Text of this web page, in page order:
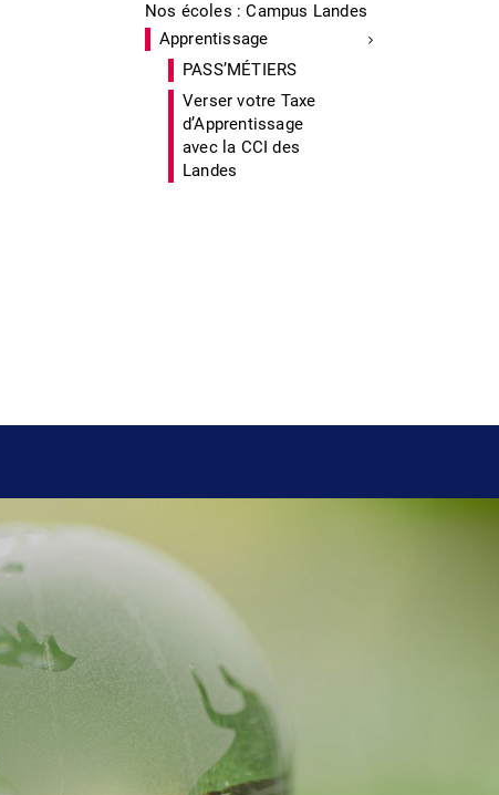
Nos écoles : Campus Landes
Apprentissage
PASS’MÉTIERS
Verser votre Taxe
d’Apprentissage
avec la CCI des
Landes